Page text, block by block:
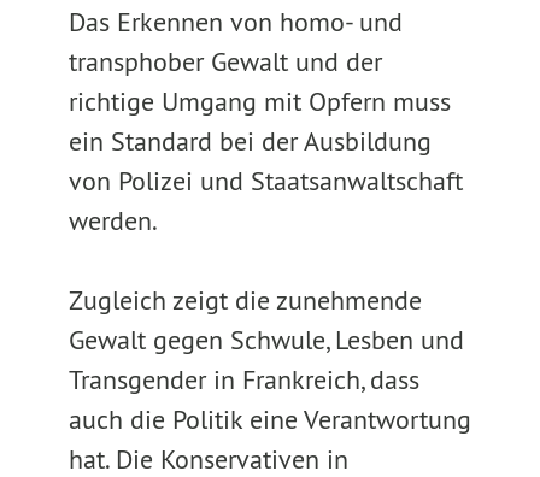
Das Erkennen von homo- und
transphober Gewalt und der
richtige Umgang mit Opfern muss
ein Standard bei der Ausbildung
von Polizei und Staatsanwaltschaft
werden.
Zugleich zeigt die zunehmende
Gewalt gegen Schwule, Lesben und
Transgender in Frankreich, dass
auch die Politik eine Verantwortung
hat. Die Konservativen in